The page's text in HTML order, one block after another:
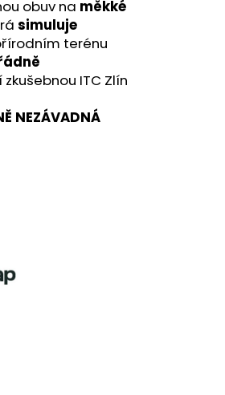
obuv na měkké
simuluje
terénu
ITC Zlín
NEZÁVADNÁ